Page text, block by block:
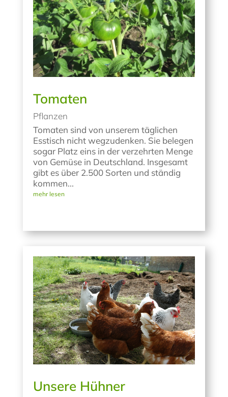
Tomaten
Pflanzen
Tomaten sind von unserem täglichen
Esstisch nicht wegzudenken. Sie belegen
sogar Platz eins in der verzehrten Menge
von Gemüse in Deutschland. Insgesamt
gibt es über 2.500 Sorten und ständig
kommen...
mehr lesen
Unsere Hühner